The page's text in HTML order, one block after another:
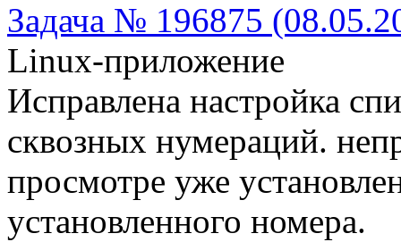
Задача № 196875
Linux-приложение
Исправлена настройка
сквозных нумераций.
просмотре уже
установленного номера.